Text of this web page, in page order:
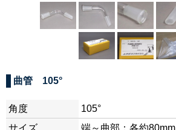
曲管 105°
角度
105°
サイズ
端～曲部：各約80mm